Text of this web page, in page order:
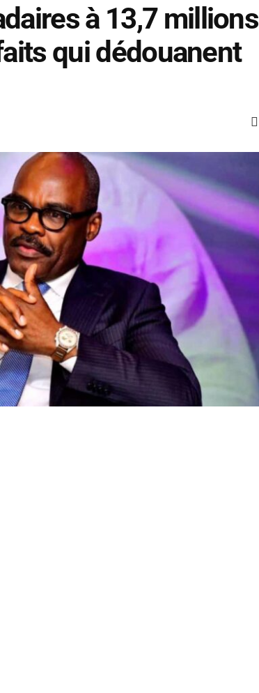
à 13,7 millions
qui dédouanent